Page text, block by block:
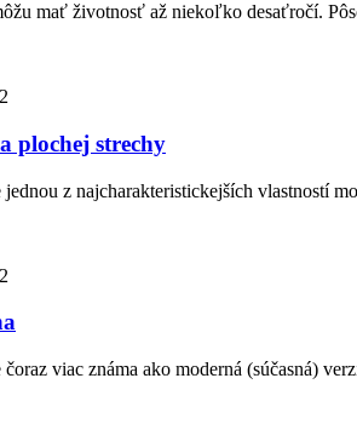
mať životnosť až niekoľko desaťročí.
plochej strechy
jednou z najcharakteristickejších vlastností
čoraz viac známa ako moderná (súčasná)